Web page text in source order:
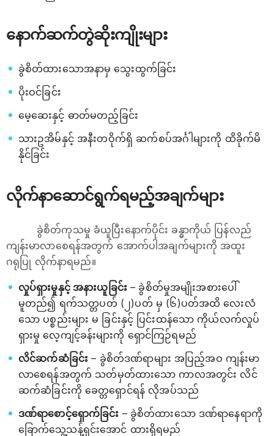
နောက်ဆက်တွဲဆိုးကျိုးများ
ခွဲစိတ်ထားသောအနာမှ သွေးထွက်ခြင်း
ပိုးဝင်ခြင်း
မေ့ဆေးနှင့် ဓာတ်မတည့်ခြင်း
သားဥအိမ်နှင့် အနီးတဝိုက်ရှိ ဆက်စပ်အင်္ဂါများကို ထိခိုက်မိ
နိုင်ခြင်း
လိုက်နာဆောင်ရွက်ရမည့်အချက်များ
ခွဲစိတ်ကုသမှု ခံယူပြီးနောက်ပိုင်း ခန္ဓာကိုယ် ပြန်လည်
ကျန်းမာလာစေရန်အတွက် အောက်ပါအချက်များကို အထူး
ဂရုပြု လိုက်နာရမည်။
လှုပ်ရှားမှုနှင့် အနားယူခြင်း– ခွဲစိတ်မှုအမျိုးအစားပေါ်
မူတည်၍ ရက်သတ္တပတ် (၂)ပတ် မှ (၆)ပတ်အထိ လေးလံ
သော ပစ္စည်းများ မ ခြင်းနှင့် ပြင်းထန်သော ကိုယ်လက်လှုပ်
ရှားမှု လေ့ကျင့်ခန်းများကို ရှောင်ကြဉ်ရမည်
လိင်ဆက်ဆံခြင်း – ခွဲစိတ်ဒဏ်ရာများ အပြည့်အဝ ကျန်းမာ
လာစေရန်အတွက် သတ်မှတ်ထားသော ကာလအတွင်း လိင်
ဆက်ဆံခြင်းကို ခေတ္တရှောင်ရန် လိုအပ်သည်
ဒဏ်ရာစောင့်ရှောက်ခြင်း – ခွဲစိတ်ထားသော ဒဏ်ရာနေရာကို
ခြောက်သွေ့သန့်ရှင်းအောင် ထားရှိရမည်